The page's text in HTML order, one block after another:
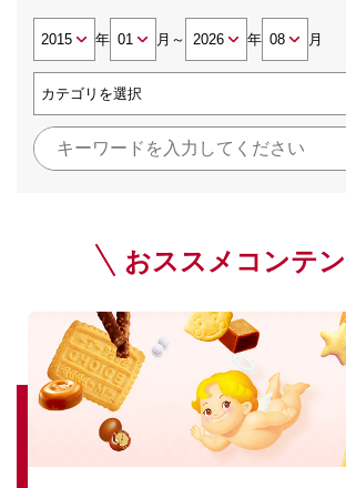
年 月 ～ 年 月
おススメコンテ